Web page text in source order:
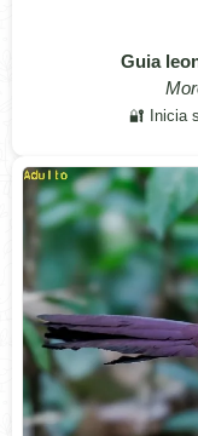
Guia
🔐 Inicia